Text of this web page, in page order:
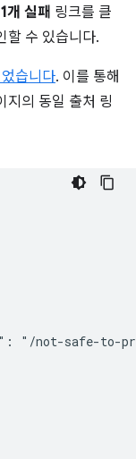
개 실패 링크를 클
할 수 있습니다.
습니다. 이를 통해
지의 동일 출처 링
"/not-safe-to-